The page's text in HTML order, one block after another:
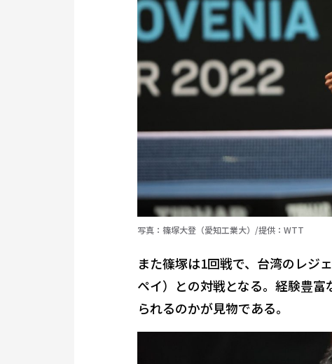
写真：篠塚大登（愛知工業大）/提供：WTT
また篠塚は1回戦で、台湾のレジ
ペイ）との対戦となる。経験豊
られるのかが見物である。